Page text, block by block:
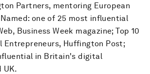
Partners, mentoring European
one of 25 most influential
Business Week magazine; Top 10
Entrepreneurs, Huffington Post;
in Britain's digital
UK.